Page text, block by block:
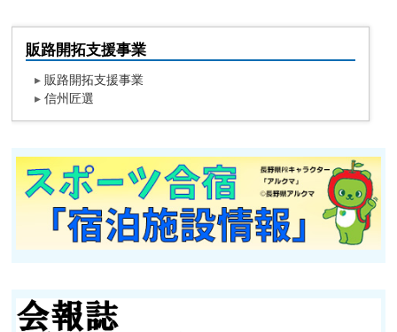
販路開拓支援事業
▸販路開拓支援事業
▸信州匠選